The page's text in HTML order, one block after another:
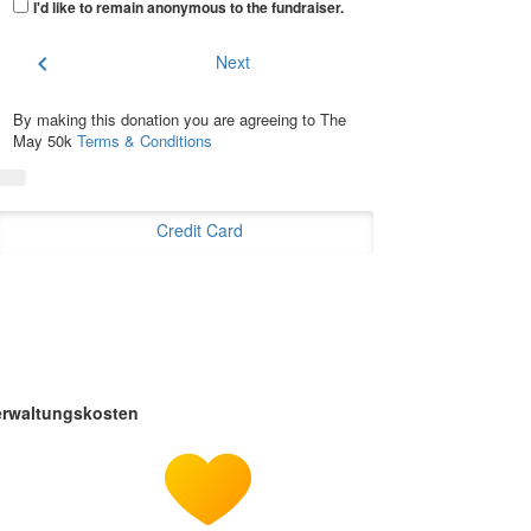
I'd like to remain anonymous to the fundraiser.
chevron_left Next
By making this donation you are agreeing to The
May 50k Terms & Conditions
Credit Card